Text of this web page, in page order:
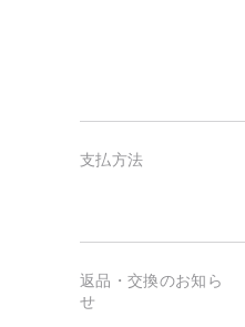
支払方法
返品・交換のお知ら
せ